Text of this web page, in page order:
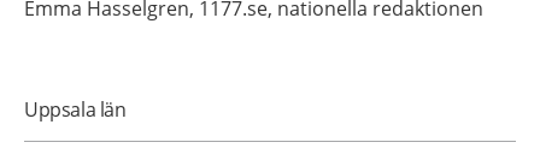
Emma Hasselgren, 1177.se, nationella redaktionen
Uppsala län